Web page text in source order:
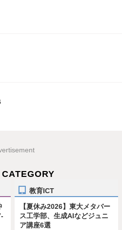
教育ICT
【夏休み2026】東大メタバー
ス工学部、生成AIなどジュニ
ア講座6選